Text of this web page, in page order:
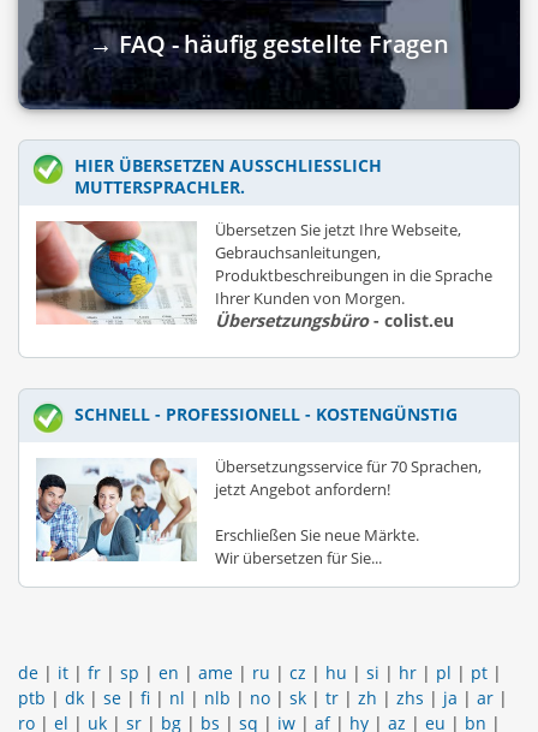
→ FAQ - häufig gestellte Fragen
HIER ÜBERSETZEN AUSSCHLIESSLICH M
UTTERSPRACHLER.
Übersetzen Sie jetzt Ihre Webseite,
Gebrauchsanleitungen,
Produktbeschreibungen in die Sprache
Ihrer Kunden von Morgen.
Übersetzungsbüro- colist.eu
SCHNELL - PROFESSIONELL - KOSTENGÜNSTIG
Übersetzungsservice für 70 Sprachen,
jetzt Angebot anfordern!
Erschließen Sie neue Märkte.
Wir übersetzen für Sie...
de | it | fr | sp | en | ame | ru | cz | hu | si | hr | pl | pt |
ptb | dk | se | fi | nl | nlb | no | sk | tr | zh | zhs | ja | ar |
ro | el | uk | sr | bg | bs | sq | iw | af| hy | az | eu | bn |